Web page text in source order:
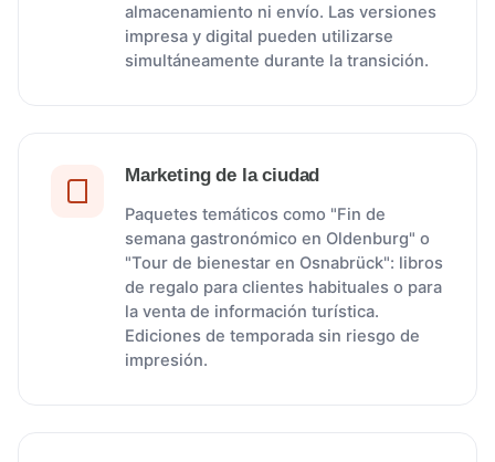
almacenamiento ni envío. Las versiones
impresa y digital pueden utilizarse
simultáneamente durante la transición.
Marketing de la ciudad
Paquetes temáticos como "Fin de
semana gastronómico en Oldenburg" o
"Tour de bienestar en Osnabrück": libros
de regalo para clientes habituales o para
la venta de información turística.
Ediciones de temporada sin riesgo de
impresión.